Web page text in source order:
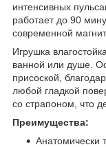
интенсивных
работает до 90
современной
Игрушка
ванной или душе.
присоской,
любой гладкой
со страпоном, что
Преимущества:
Анатомически